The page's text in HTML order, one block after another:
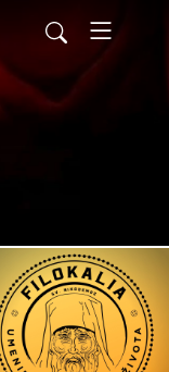
pramene/feed.xml